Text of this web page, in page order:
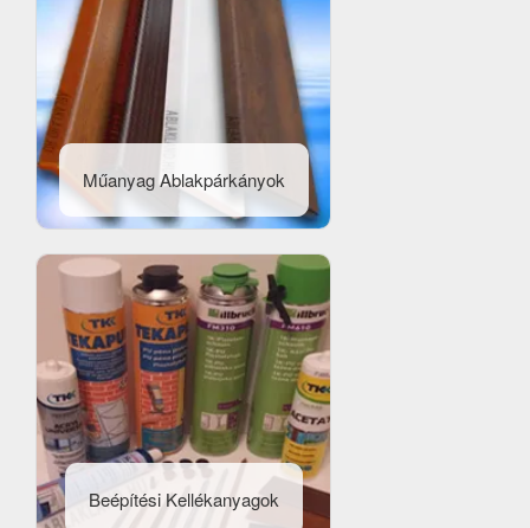
Műanyag Ablakpárkányok
Beépítési Kellékanyagok